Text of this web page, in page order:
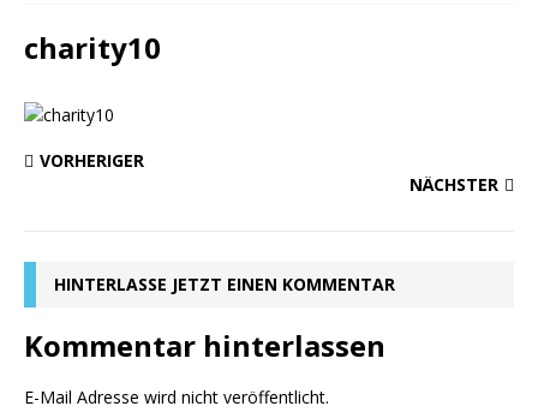
charity10
VORHERIGER
NÄCHSTER
HINTERLASSE JETZT EINEN KOMMENTAR
Kommentar hinterlassen
E-Mail Adresse wird nicht veröffentlicht.